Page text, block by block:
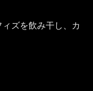
ズを飲み干し、カ